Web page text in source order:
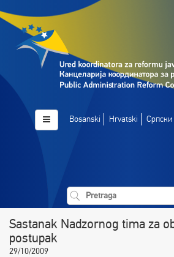
Bosanski Hrvatski Српски
Sastanak Nadzornog tima za
postupak
29/10/2009